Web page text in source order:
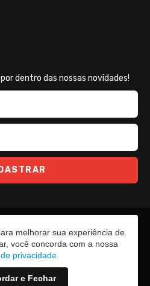
dentro das nossas novidades!
melhorar sua experiência de
você concorda com a nossa
privacidade
e Fechar